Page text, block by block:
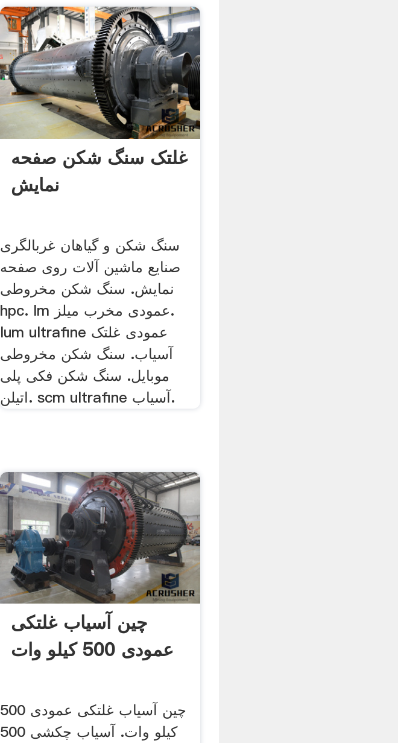
غلتک سنگ شکن صفحه
نمایش
سنگ شکن و گیاهان غربالگری
صنایع ماشین آلات روی صفحه
نمایش. سنگ شکن مخروطی
hpc. lm عمودی مخرب میلز.
lum ultrafine عمودی غلتک
آسیاب. سنگ شکن مخروطی
موبایل. سنگ شکن فکی پلی
اتیلن. scm ultrafine آسیاب.
چین آسیاب غلتکی
عمودی 500 کیلو وات
چین آسیاب غلتکی عمودی 500
کیلو وات. آسیاب چکشی 500